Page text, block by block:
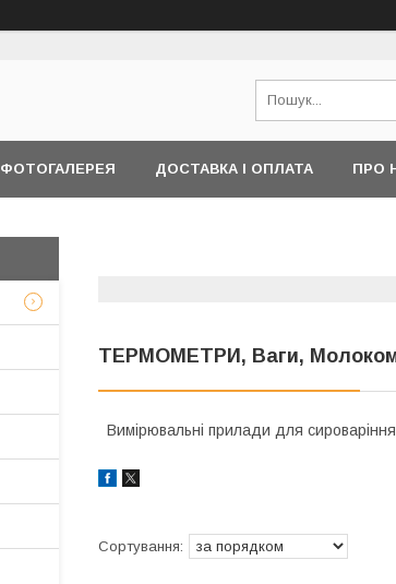
ФОТОГАЛЕРЕЯ ДОСТАВКА І ОПЛАТА ПРО
ТЕРМОМЕТРИ, Ваги,
Вимірювальні прилади для сироваріння